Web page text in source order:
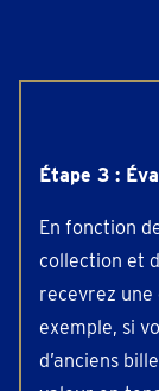
Étape 3 :
En fonction
collection et
recevrez
exemple, si
d’anciens